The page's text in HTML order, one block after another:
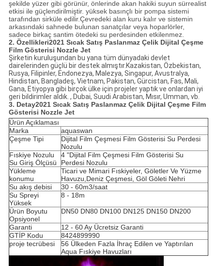
şekilde yüzer gibi görünür, önlerinde akan hakiki suyun sürrealist
etkisi ile güçlendirilmiştir. yüksek basınçlı bir pompa sistemi
tarafından sirküle edilir.Çevredeki alan kuru kalır ve sistemin
arkasındaki sahnede bulunan sanatçılar veya hoparlörler,
sadece birkaç santim ötedeki su perdesinden etkilenmez.
2. Özellikleri2021 Sıcak Satış Paslanmaz Çelik Dijital Çeşme
Film Gösterisi Nozzle Jet
Şirketin kuruluşundan bu yana tüm dünyadaki devlet
dairelerinden güçlü bir destek almıştır.Kazakistan, Özbekistan,
Rusya, Filipinler, Endonezya, Malezya, Singapur, Avustralya,
Hindistan, Bangladeş, Vietnam, Pakistan, Gürcistan, Fas, Mali,
Gana, Etiyopya gibi birçok ülke için projeler yaptık ve onlardan iyi
geri bildirimler aldık. , Dubai, Suudi Arabistan, Mısır, Umman, vb.
3. Detay2021 Sıcak Satış Paslanmaz Çelik Dijital Çeşme Film
Gösterisi Nozzle Jet
Ürün Açıklaması
Marka
aquaswan
Çeşme Tipi
Dijital Film Çeşmesi Film Gösterisi Su Perdesi
Nozulu
Fıskiye Nozulu
Su Giriş Ölçüsü
4 "Dijital Film Çeşmesi Film Gösterisi Su
Perdesi Nozulu
Yükleme
konumu
Ticari ve Mimari Fıskiyeler, Göletler Ve Yüzme
Havuzu,Deniz Çeşmesi, Göl Göleti Nehri
Su akış debisi
30 - 60m3/saat
Su Spreyi
Yüksek
8 - 18m
Ürün Boyutu
Opsiyonel
DN50 DN80 DN100 DN125 DN150 DN200
Garanti
12 - 60 Ay Ücretsiz Garanti
GTİP Kodu
8424899990
proje tecrübesi
56 Ülkeden Fazla İhraç Edilen ve Yaptırılan
Aqua Fıskiye Havuzları